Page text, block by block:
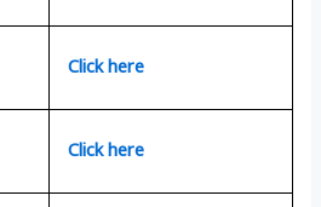
Click here
Click here